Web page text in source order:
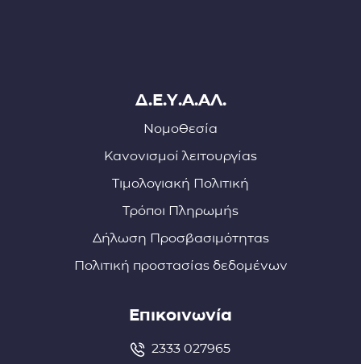
Δ.Ε.Υ.Α.ΑΛ.
Νομοθεσία
Κανονισμοί λειτουργίας
Τιμολογιακή Πολιτική
Τρόποι Πληρωμής
Δήλωση Προσβασιμότητας
Πολιτική προστασίας δεδομένων
Επικοινωνία
2333 027965